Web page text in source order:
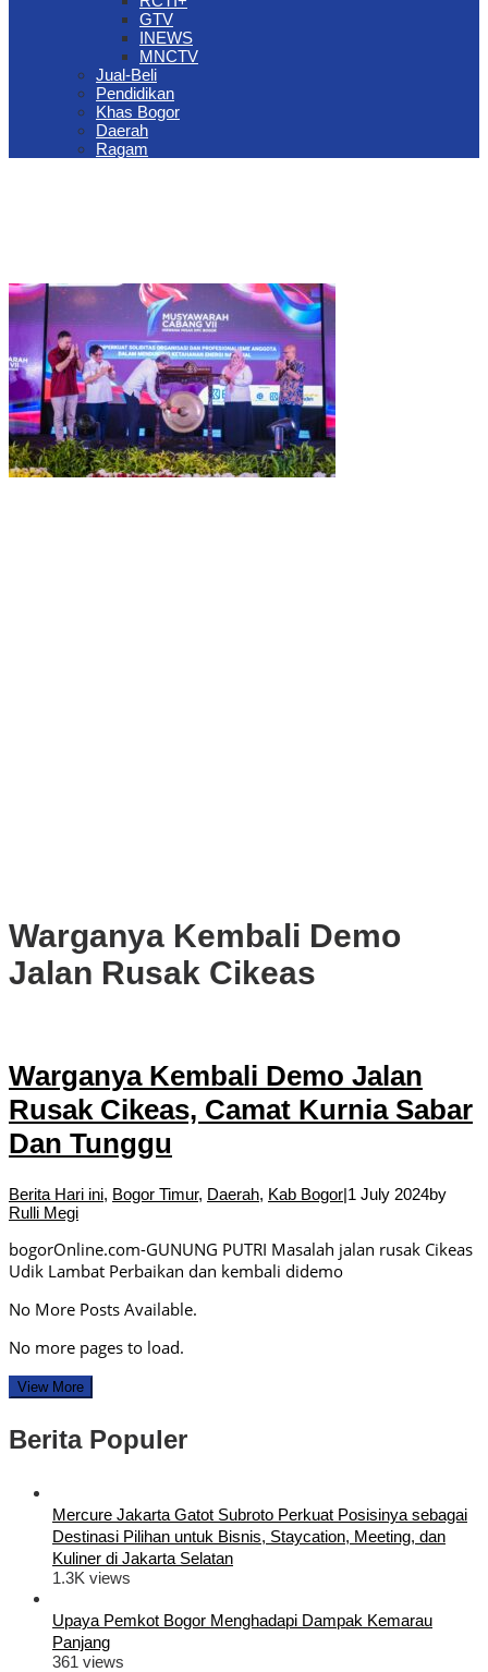
GTV
INEWS
MNCTV
Jual-Beli
Pendidikan
Khas Bogor
Daerah
Ragam
Warganya Kembali Demo
Jalan Rusak Cikeas
Warganya Kembali Demo Jalan
Rusak Cikeas, Camat Kurnia Sabar
Dan Tunggu
Berita Hari ini, Bogor Timur, Daerah, Kab Bogor|1 July 2024by
Rulli Megi
bogorOnline.com-GUNUNG PUTRI Masalah jalan rusak Cikeas
Udik Lambat Perbaikan dan kembali didemo
No More Posts Available.
No more pages to load.
View More
Berita Populer
Mercure Jakarta Gatot Subroto Perkuat Posisinya sebagai
Destinasi Pilihan untuk Bisnis, Staycation, Meeting, dan
Kuliner di Jakarta Selatan
1.3K views
Upaya Pemkot Bogor Menghadapi Dampak Kemarau
Panjang
361 views